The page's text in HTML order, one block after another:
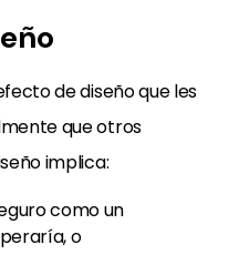
de diseño que les
que otros
implica:
como un
o